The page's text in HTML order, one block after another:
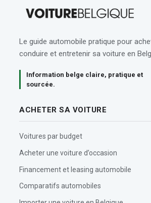
Le guide automobile pratique pour
conduire et entretenir sa voiture en
Information belge claire, pratique et
sourcée.
ACHETER SA VOITURE
Voitures par budget
Acheter une voiture d’occasion
Financement et leasing automobile
Comparatifs automobiles